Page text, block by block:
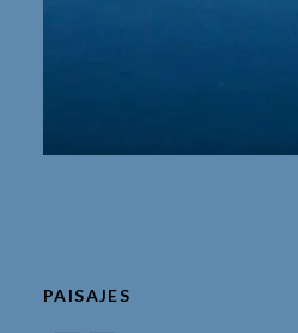
PAISAJES